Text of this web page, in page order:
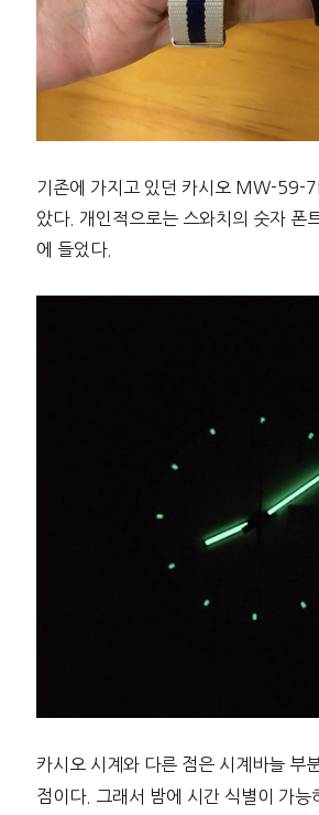
기존에 가지고 있던 카시오 MW-59-
았다. 개인적으로는 스와치의 숫자 폰
에 들었다.
카시오 시계와 다른 점은 시계바늘 부
점이다. 그래서 밤에 시간 식별이 가능